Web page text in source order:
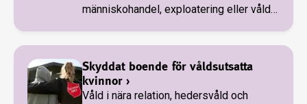
människohandel, exploatering eller våld i
Plattformen Civila Sverige mot
människohandel.
Skyddat boende för våldsutsatta
kvinnor›
Våld i nära relation, hedersvåld och